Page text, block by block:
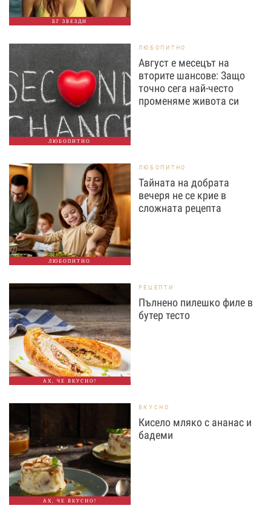
БГ ЗВЕЗДИ
ЛЮБОПИТНО
ЛЮБОПИТНО
Август е месецът на
вторите шансове: Защо
точно сега най-често
променяме живота си
ЛЮБОПИТНО
ЛЮБОПИТНО
Тайната на добрата
вечеря не се крие в
сложната рецепта
АХ, ЧЕ ВКУСНО!
РЕЦЕПТИ
Пълнено пилешко филе в
бутер тесто
АХ, ЧЕ ВКУСНО!
ВКУСНО
Кисело мляко с ананас и
бадеми